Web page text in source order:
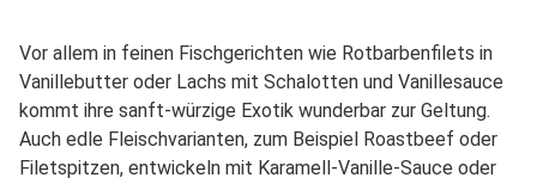
Vor allem in feinen Fischgerichten wie Rotbarbenfilets in
Vanillebutter oder Lachs mit Schalotten und Vanillesauce
kommt ihre sanft-würzige Exotik wunderbar zur Geltung.
Auch edle Fleischvarianten, zum Beispiel Roastbeef oder
Filetspitzen, entwickeln mit Karamell-Vanille-Sauce oder